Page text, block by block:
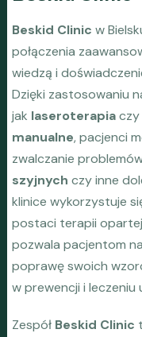
Beskid Clinic w
połączenia
wiedzą i
Dzięki zastosowaniu
jak laseroterapiaczy
manualne, pacjenci
zwalczanie
szyjnych czy inne
klinice wykorzystuje
postaci terapii
pozwala pacjentom
poprawę swoich
w prewencji i leczeniu
Zespół Beskid Clinic